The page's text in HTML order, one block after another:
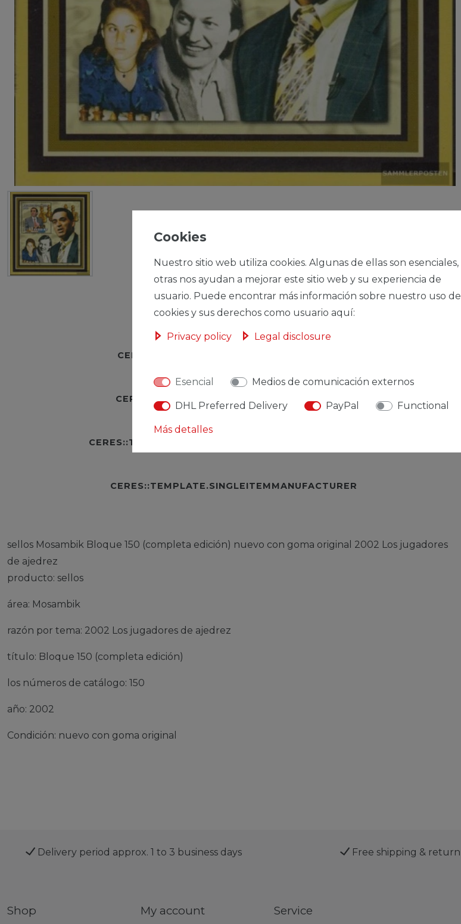
CERES::TEMPLATE.SINGLEITEMDESCRIPTION
CERES::TEMPLATE.SINGLEITEMMOREDETAILS
CERES::TEMPLATE.SINGLEITEMEURESPONSIBLEPERSON
CERES::TEMPLATE.SINGLEITEMMANUFACTURER
sellos Mosambik Bloque 150 (completa edición) nuevo con goma original 2002 Los jugadores
de ajedrez
producto: sellos
área: Mosambik
razón por tema: 2002 Los jugadores de ajedrez
título: Bloque 150 (completa edición)
los números de catálogo: 150
año: 2002
Condición: nuevo con goma original
Delivery period approx. 1 to 3 business days Free shipping & return
Shop My account Service
Cookies
Nuestro sitio web utiliza cookies. Algunas de ellas son esenciales,
otras nos ayudan a mejorar este sitio web y su experiencia de
usuario. Puede encontrar más información sobre nuestro uso de
cookies y sus derechos como usuario aquí:
Privacy policy Legal disclosure
Esencial Medios de comunicación externos
DHL Preferred Delivery PayPal Functional
Más detalles